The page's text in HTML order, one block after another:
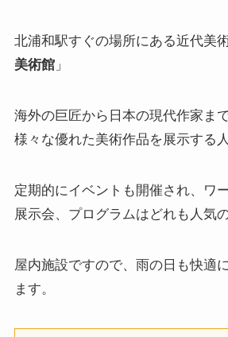
北浦和駅すぐの場所にある近代美
美術館」
海外の巨匠から日本の現代作家ま
様々な優れた美術作品を展示する
定期的にイベントも開催され、ワ
展示会、プログラムはどれも人気
屋内施設ですので、雨の日も快適
ます。